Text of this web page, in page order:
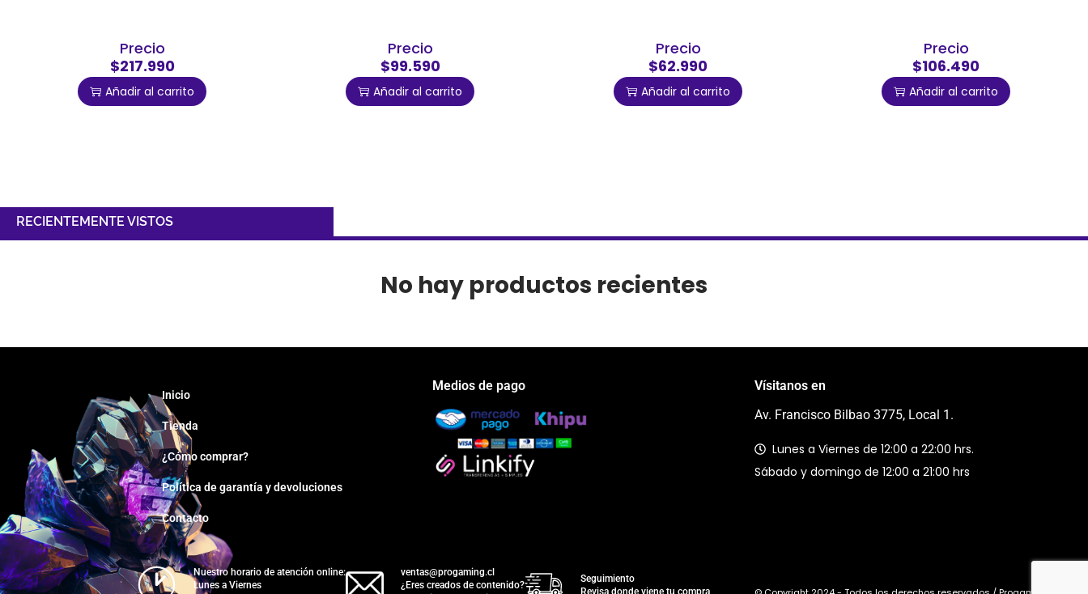
Precio
$217.990
Añadir al carrito
Precio
$99.590
Añadir al carrito
Precio
$62.990
Añadir al carrito
Precio
$106.490
Añadir al carrito
RECIENTEMENTE VISTOS
No hay productos recientes
Inicio
Tienda
¿Cómo comprar?
Política de garantía y devoluciones
Contacto
Medios de pago
Nuestro horario de atención online:
Lunes a Viernes
ventas@progaming.cl
¿Eres creados de contenido?
Seguimiento
Revisa donde viene tu compra
Vísitanos en
Av. Francisco Bilbao 3775, Local 1.
Lunes a Viernes de 12:00 a 22:00 hrs.
Sábado y domingo de 12:00 a 21:00 hrs